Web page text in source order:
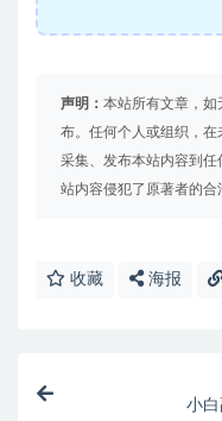
声明： 本站所有文章，如
布。任何个人或组织，在
采集、发布本站内容到
站内容侵犯了原著者的合
收藏 海报
小